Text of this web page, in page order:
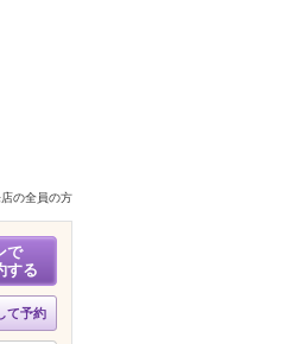
の全員の方
で
する
て予約